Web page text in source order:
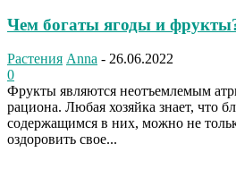
Чем богаты ягоды и
Растения Anna - 26.06.2022
0
Фрукты являются неотъемлемым
рациона. Любая хозяйка знает, что
содержащимся в них, можно не
оздоровить свое...